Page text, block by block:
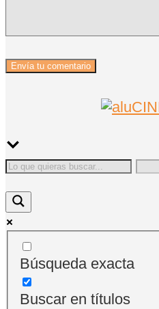
Búsqueda exacta
Buscar en títulos